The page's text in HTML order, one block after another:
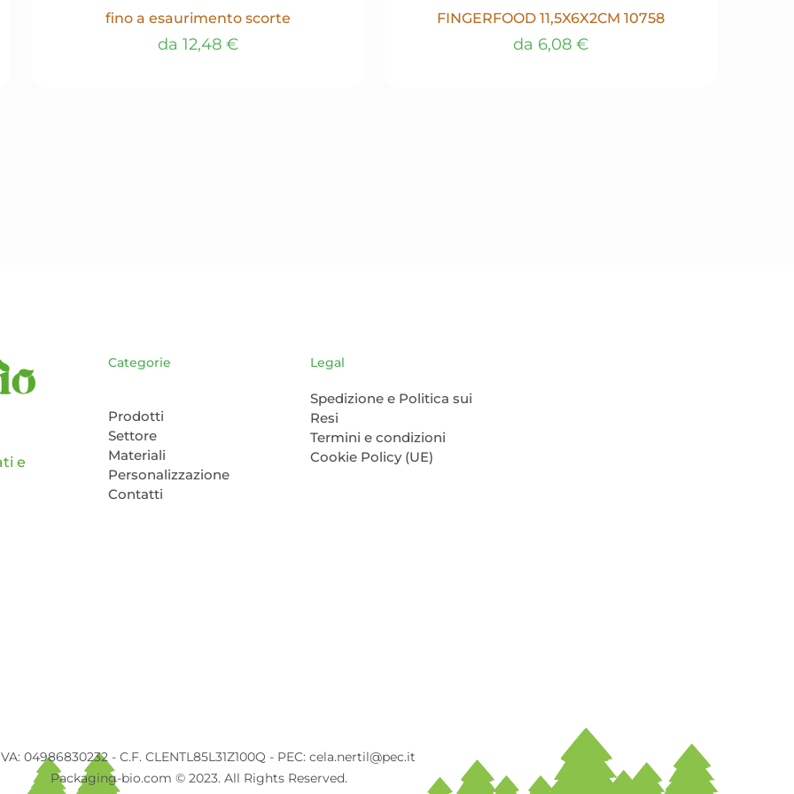
fino a esaurimento scorte
da 12,48 €
FINGERFOOD 11,5X6X2CM 10758
da 6,08€
e
Categorie
Prodotti
Settore
Materiali
Personalizzazione
Contatti
Legal
Spedizione e Politica sui
Resi
Termini e condizioni
Cookie Policy (UE)
04986830232 - C.F. CLENTL85L31Z100Q - PEC: cela.nertil@pec.it
Packaging-bio.com © 2023. All Rights Reserved.